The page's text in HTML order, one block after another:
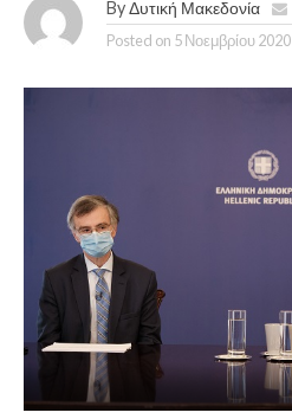
By Δυτική Μακεδονία
Posted on 5 Νοεμβρίου 2020